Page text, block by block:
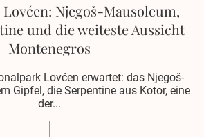
Njegoš-Mausoleum,
und die weiteste Aussicht
Montenegros
Lovćen erwartet: das Njegoš-
Gipfel, die Serpentine aus Kotor, eine
der...